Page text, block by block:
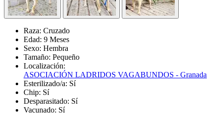
Raza: Cruzado
Edad: 9 Meses
Sexo: Hembra
Tamaño: Pequeño
Localización:
ASOCIACIÓN LADRIDOS VAGABUNDOS - Granada
Esterilizado/a: Sí
Chip: Sí
Desparasitado: Sí
Vacunado: Sí